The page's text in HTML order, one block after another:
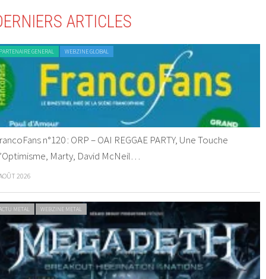
ARTICLES
GENERAL WEBZINE GLOBAL
n°120 : ORP – OAI REGGAE PARTY, Une Touche
Marty, David McNeil…
2026
METAL WEBZINE METAL